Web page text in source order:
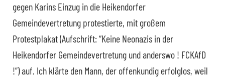
gegen Karins Einzug in die Heikendorfer
Gemeindevertretung protestierte, mit großem
Protestplakat (Aufschrift: “Keine Neonazis in der
Heikendorfer Gemeindevertretung und anderswo ! FCKAfD
!”) auf. Ich klärte den Mann, der offenkundig erfolglos, weil